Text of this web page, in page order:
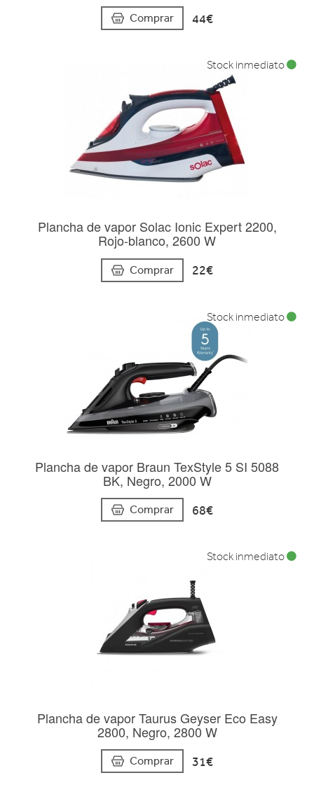
Comprar 44€
Plancha de vapor Solac Ionic Expert 2200,
Rojo-blanco, 2600 W
Comprar 22€
Stock inmediato
Plancha de vapor Braun TexStyle 5 SI 5088
BK, Negro, 2000 W
Comprar 68€
Stock inmediato
Plancha de vapor Taurus Geyser Eco Easy
2800, Negro, 2800 W
Comprar 31€
Stock inmediato